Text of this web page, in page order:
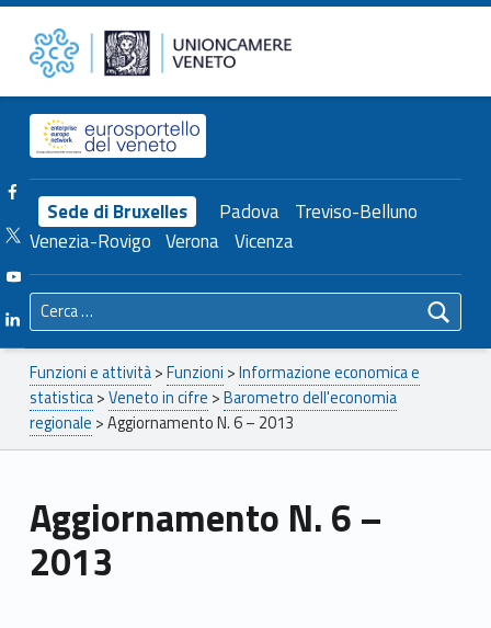
Aggiornamento N. 6 – 2013 – Unioncamere del Veneto Unioncamere del Veneto
Header info sidebar
Sede di Bruxelles Padova Treviso-Belluno
Venezia-Rovigo Verona Vicenza
Facebook Unioncamere Veneto
Twitter Unioncamere Veneto
Youtube Unioncamere Veneto
Linkedin Unioncamere Veneto
Ricerca per:
Breadcrumbs navigation
Funzioni e attività>Funzioni >Informazione economica e
statistica>Veneto in cifre >Barometro dell'economia
regionale >Aggiornamento N. 6 – 2013
Aggiornamento N. 6 –
2013